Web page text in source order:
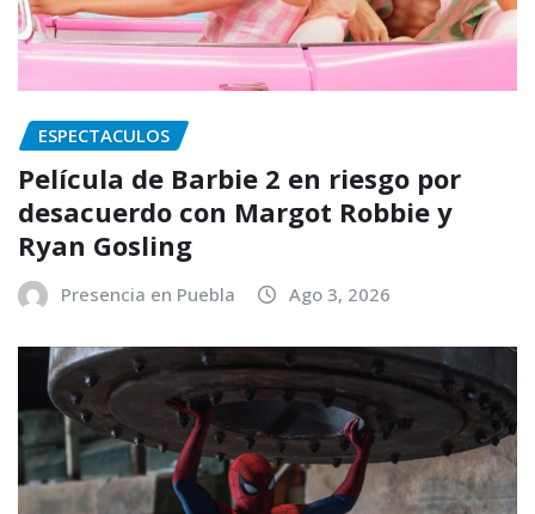
ESPECTACULOS
Película de Barbie 2 en riesgo por
desacuerdo con Margot Robbie y
Ryan Gosling
Presencia en Puebla Ago 3, 2026